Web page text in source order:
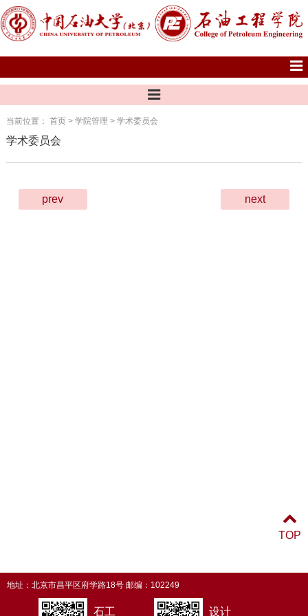
当前位置： 首页> 学院管理 > 学术委员会
学术委员会
prev next
地址：北京市昌平区府学路18号 邮编：102249
石工 设计
TOP